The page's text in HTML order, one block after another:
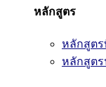
หลักสูตร
หลักสูตร
หลักสูต